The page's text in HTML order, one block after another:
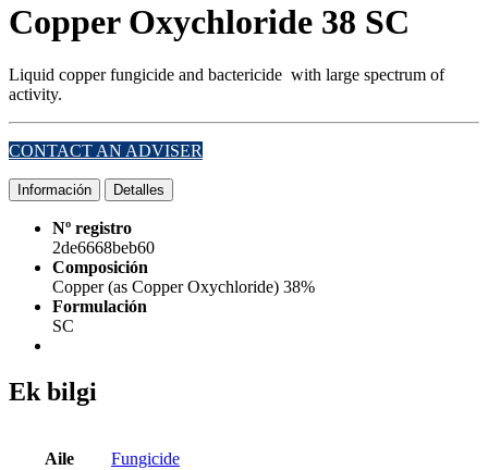
Copper Oxychloride 38 SC
Liquid copper fungicide and bactericide with large spectrum of
activity.
CONTACT AN ADVISER
Información Detalles
Nº registro
2de6668beb60
Composición
Copper (as Copper Oxychloride) 38%
Formulación
SC
Ek bilgi
Aile Fungicide